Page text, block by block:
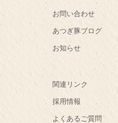
お問い合わせ
あつぎ豚ブログ
お知らせ
関連リンク
採用情報
よくあるご質問